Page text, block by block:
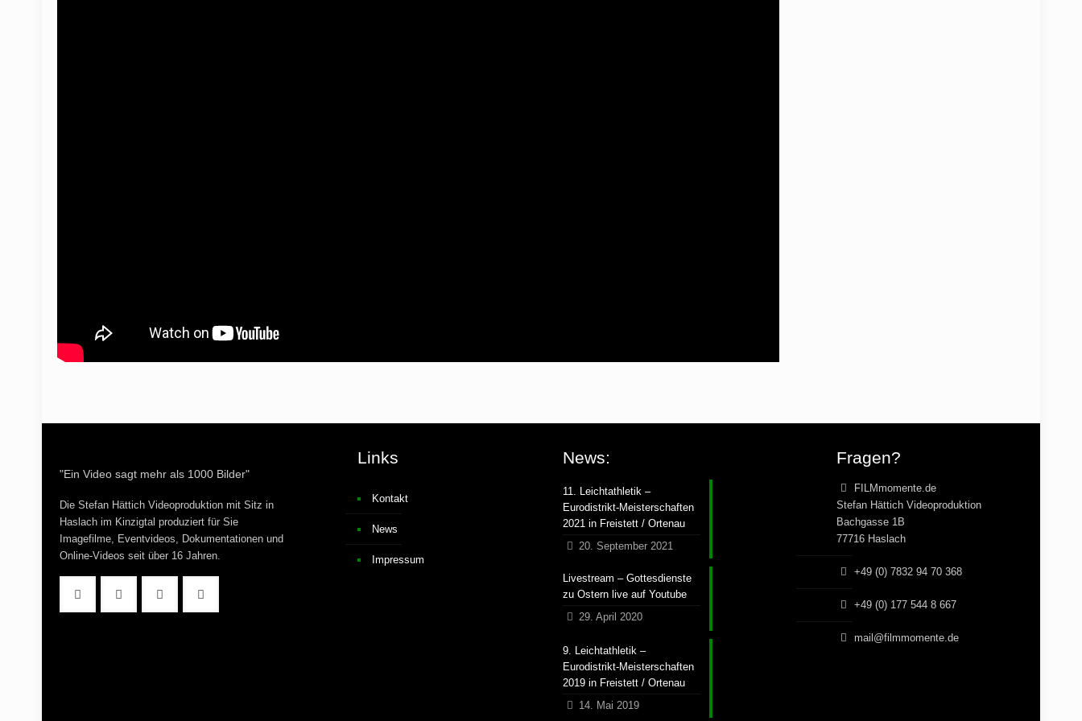
"Ein Video sagt mehr als 1000 Bilder"
Die Stefan Hättich Videoproduktion mit Sitz in
Haslach im Kinzigtal produziert für Sie
Imagefilme, Eventvideos, Dokumentationen und
Online-Videos seit über 16 Jahren.
Links
Kontakt
News
Impressum
News:
11. Leichtathletik –
Eurodistrikt-Meisterschaften
2021 in Freistett / Ortenau
20. September 2021
Livestream – Gottesdienste
zu Ostern live auf Youtube
29. April 2020
9. Leichtathletik –
Eurodistrikt-Meisterschaften
2019 in Freistett / Ortenau
14. Mai 2019
Fragen?
FILMmomente.de
Stefan Hättich Videoproduktion
Bachgasse 1B
77716 Haslach
+49 (0) 7832 94 70 368
+49 (0) 177 544 8 667
mail@filmmomente.de